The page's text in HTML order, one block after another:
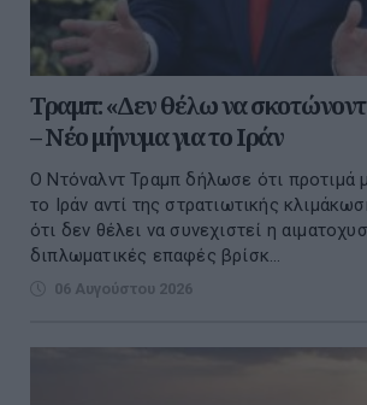
Τραμπ: «Δεν θέλω να
– Νέο μήνυμα για το Ιράν
Ο Ντόναλντ Τραμπ δήλωσε ότι προτιμά
το Ιράν αντί της στρατιωτικής
ότι δεν θέλει να συνεχιστεί η
διπλωματικές επαφές βρίσκ...
06 Αυγούστου 2026